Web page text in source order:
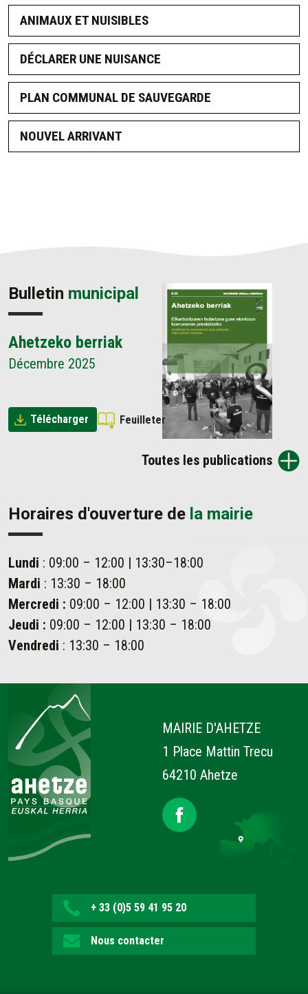
ANIMAUX ET NUISIBLES
DÉCLARER UNE NUISANCE
PLAN COMMUNAL DE SAUVEGARDE
NOUVEL ARRIVANT
Bulletin municipal
Ahetzeko berriak
Décembre 2025
Télécharger Feuilleter
Toutes les publications
Horaires d'ouverture de la mairie
Lundi : 09:00 – 12:00 | 13:30–18:00
Mardi : 13:30 – 18:00
Mercredi : 09:00 – 12:00 | 13:30 – 18:00
Jeudi : 09:00 – 12:00 | 13:30 – 18:00
Vendredi : 13:30 – 18:00
MAIRIE D'AHETZE
1 Place Mattin Trecu
64210 Ahetze
+ 33 (0)5 59 41 95 20
Nous contacter